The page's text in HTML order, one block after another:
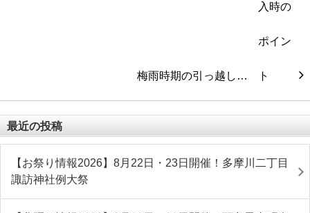
梅雨時期の引っ越し…
最近の投稿
【お祭り情報2026】8月22日・23日開催！多摩川二丁目
諏訪神社例大祭